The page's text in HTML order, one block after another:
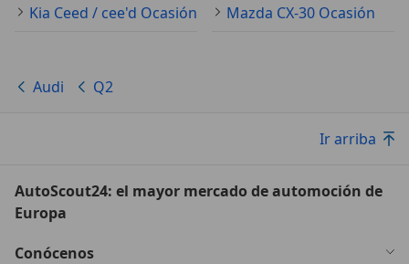
Kia Ceed / cee'd Ocasión
Mazda CX-30 Ocasión
Audi Q2
Ir arriba
AutoScout24: el mayor mercado de automoción de
Europa
Conócenos